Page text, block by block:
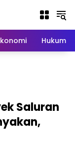
Hukum
Saluran